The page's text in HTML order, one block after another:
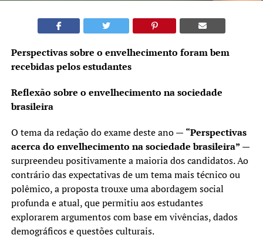
Perspectivas sobre o envelhecimento foram bem
recebidas pelos estudantes
Reflexão sobre o envelhecimento na sociedade
brasileira
O tema da redação do exame deste ano — “Perspectivas
acerca do envelhecimento na sociedade brasileira” —
surpreendeu positivamente a maioria dos candidatos. Ao
contrário das expectativas de um tema mais técnico ou
polêmico, a proposta trouxe uma abordagem social
profunda e atual, que permitiu aos estudantes
explorarem argumentos com base em vivências, dados
demográficos e questões culturais.